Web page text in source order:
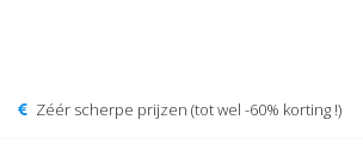
Zéér scherpe prijzen (tot wel -60% korting !)